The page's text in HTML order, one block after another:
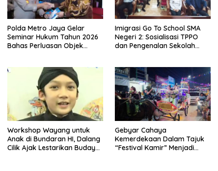
Polda Metro Jaya Gelar
Seminar Hukum Tahun 2026
Bahas Perluasan Objek
Imigrasi Go To School SMA
Negeri 2: Sosialisasi TPPO
dan Pengenalan Sekolah
Workshop Wayang untuk
Anak di Bundaran HI, Dalang
Cilik Ajak Lestarikan Budaya
Gebyar Cahaya
Kemerdekaan Dalam Tajuk
“Festival Kamir” Menjadi